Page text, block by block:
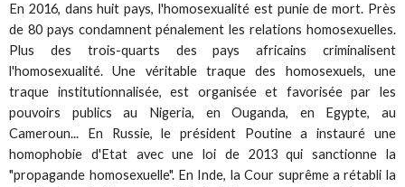
En 2016, dans huit pays, l'homosexualité est punie de mort. Près
de 80 pays condamnent pénalement les relations homosexuelles.
Plus des trois-quarts des pays africains criminalisent
l'homosexualité. Une véritable traque des homosexuels, une
traque institutionnalisée, est organisée et favorisée par les
pouvoirs publics au Nigeria, en Ouganda, en Egypte, au
Cameroun... En Russie, le président Poutine a instauré une
homophobie d'Etat avec une loi de 2013 qui sanctionne la
"propagande homosexuelle". En Inde, la Cour suprême a rétabli la